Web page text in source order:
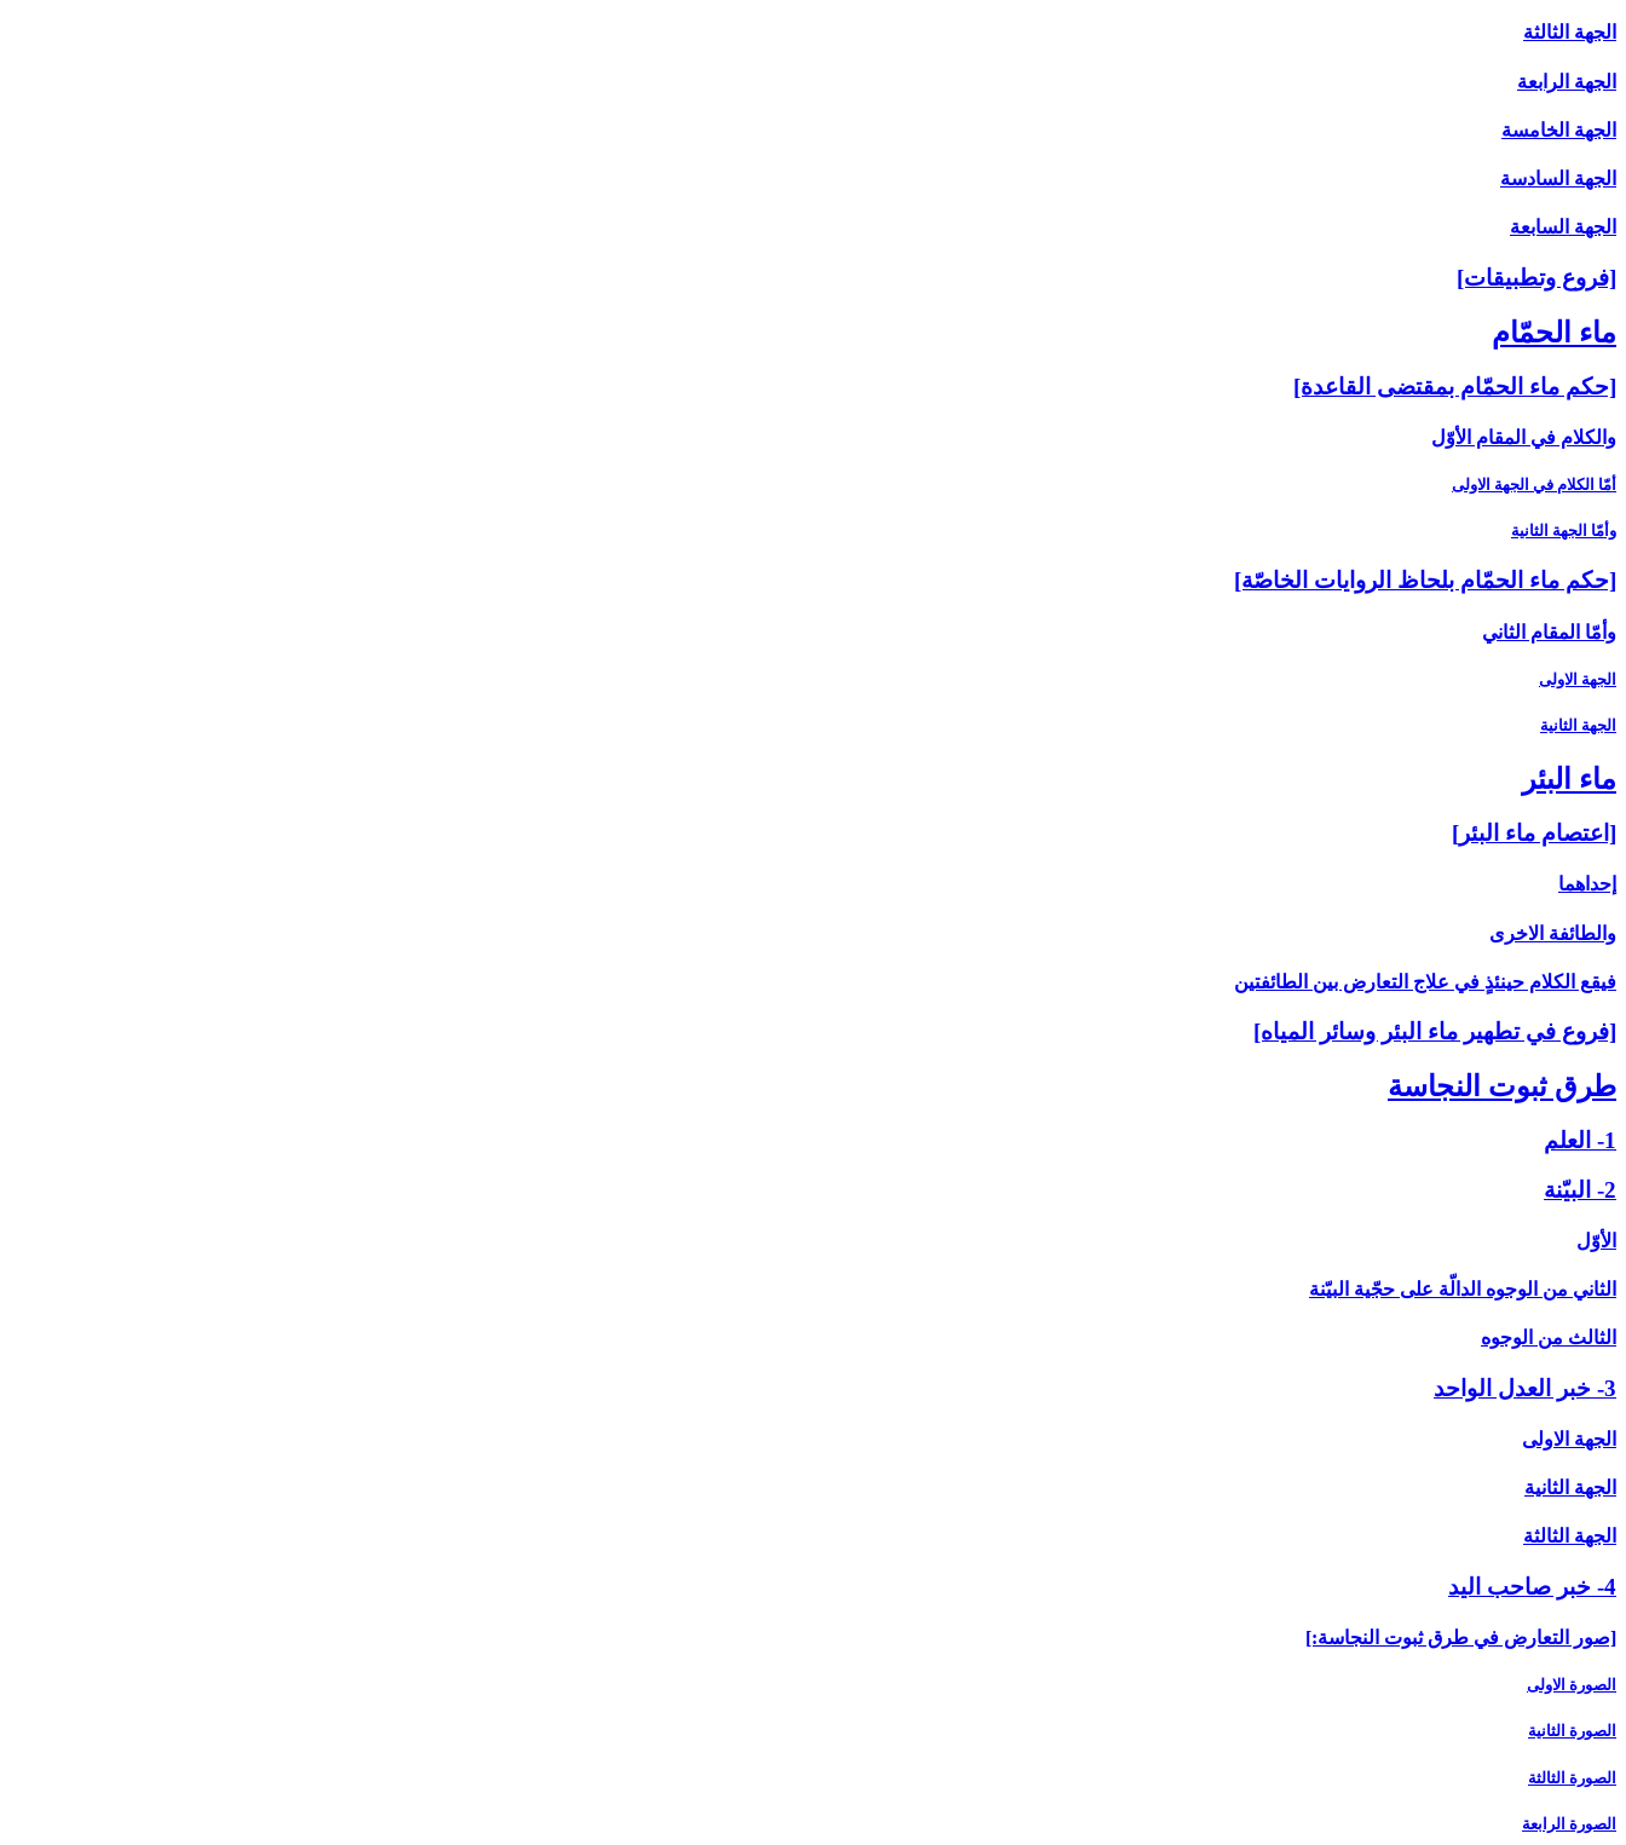
الجهة الثالثة
الجهة الرابعة
الجهة الخامسة
الجهة السادسة
الجهة السابعة
[فروع وتطبيقات‏]
ماء الحمّام‏
[حكم ماء الحمّام بمقتضى القاعدة]
والكلام في المقام الأوّل‏
أمّا الكلام في الجهة الاولى‏
وأمّا الجهة الثانية
[حكم ماء الحمّام بلحاظ الروايات الخاصّة]
وأمّا المقام الثاني‏
الجهة الاولى
الجهة الثانية
ماء البئر
[اعتصام ماء البئر]
إحداهما
والطائفة الاخرى‏
فيقع الكلام حينئذٍ في علاج التعارض بين الطائفتين
[فروع في تطهير ماء البئر وسائر المياه‏]
طرق ثبوت النجاسة
1- العلم
2- البيّنة
الأوّل
الثاني من الوجوه الدالّة على حجّية البيّنة
الثالث من الوجوه
3- خبر العدل الواحد
الجهة الاولى
الجهة الثانية
الجهة الثالثة
4- خبر صاحب اليد
[صور التعارض في طرق ثبوت النجاسة:]
الصورة الاولى
الصورة الثانية
الصورة الثالثة
الصورة الرابعة